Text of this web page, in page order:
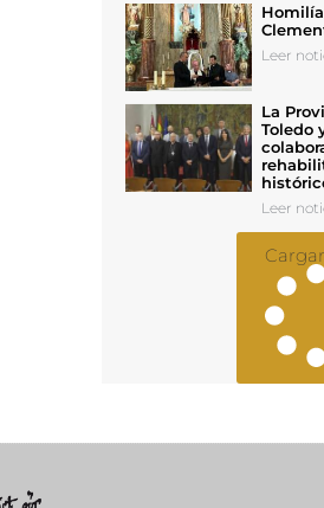
Leer
La
Toledo
Leer